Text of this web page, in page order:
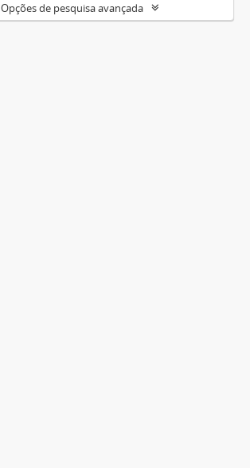
Opções de pesquisa avançada